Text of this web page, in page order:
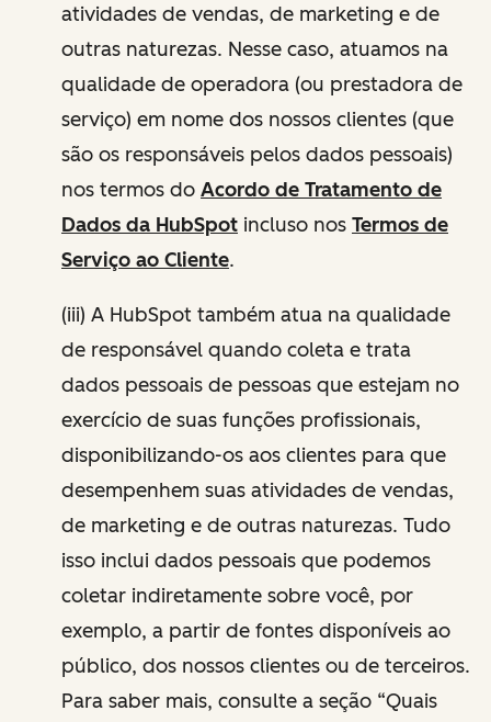
atividades de vendas, de marketing e de
outras naturezas. Nesse caso, atuamos na
qualidade de operadora (ou prestadora de
serviço) em nome dos nossos clientes (que
são os responsáveis pelos dados pessoais)
nos termos do Acordo de Tratamento de
Dados da HubSpot incluso nos Termos de
Serviço ao Cliente.
(iii) A HubSpot também atua na qualidade
de responsável quando coleta e trata
dados pessoais de pessoas que estejam no
exercício de suas funções profissionais,
disponibilizando-os aos clientes para que
desempenhem suas atividades de vendas,
de marketing e de outras naturezas. Tudo
isso inclui dados pessoais que podemos
coletar indiretamente sobre você, por
exemplo, a partir de fontes disponíveis ao
público, dos nossos clientes ou de terceiros.
Para saber mais, consulte a seção “Quais